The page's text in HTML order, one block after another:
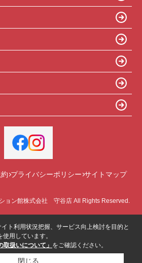
プライバシーポリシー サイトマップ
ョン館株式会社 守谷店 All Rights Reserved.
ト利用状況把握、サービス向上検討を目的と
用しています。
取扱いについて」 をご確認ください。
閉じる